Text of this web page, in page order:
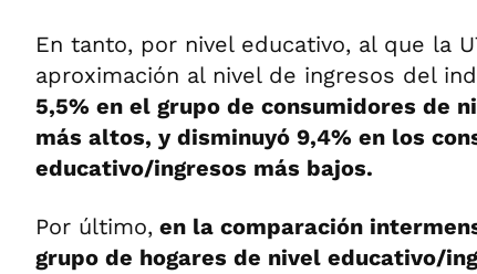
En tanto, por nivel educativo, al que la
aproximación al nivel de ingresos del
5,5% en el grupo de consumidores de
más altos, y disminuyó 9,4% en los
educativo/ingresos más bajos.
Por último, en la comparación
grupo de hogares de nivel educativo/